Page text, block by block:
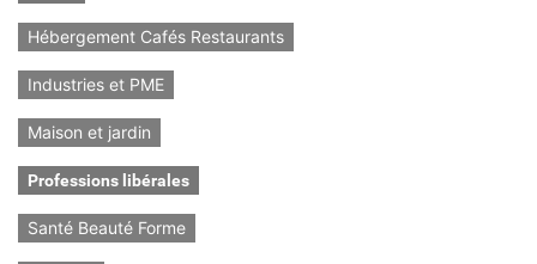
Hébergement Cafés Restaurants
Industries et PME
Maison et jardin
Professions libérales
Santé Beauté Forme